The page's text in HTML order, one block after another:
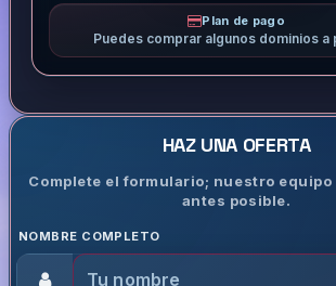
Plan de pago
Puedes comprar algunos dominios a
HAZ UNA OFERTA
Complete el formulario; nuestro
antes posible.
NOMBRE COMPLETO